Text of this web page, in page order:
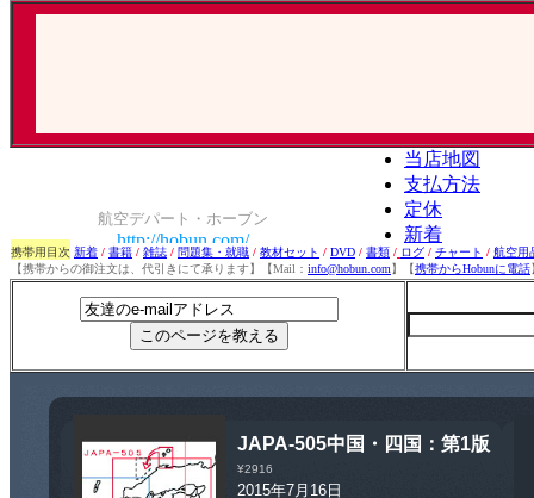
携帯用目次 新着 / 書籍 / 雑誌 / 問題集・就職 / 教材セット / DVD / 書類 / ログ / チャート / 航空用
【携帯からの御注文は、代引きにて承ります】【Mail： info@hobun.com】【携帯からHobunに電話